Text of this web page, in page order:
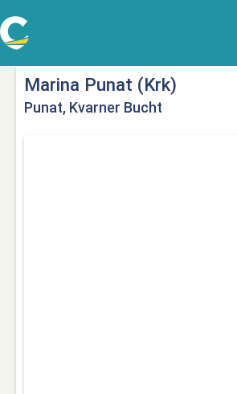
Marina Punat (Krk)
Punat, Kvarner Bucht